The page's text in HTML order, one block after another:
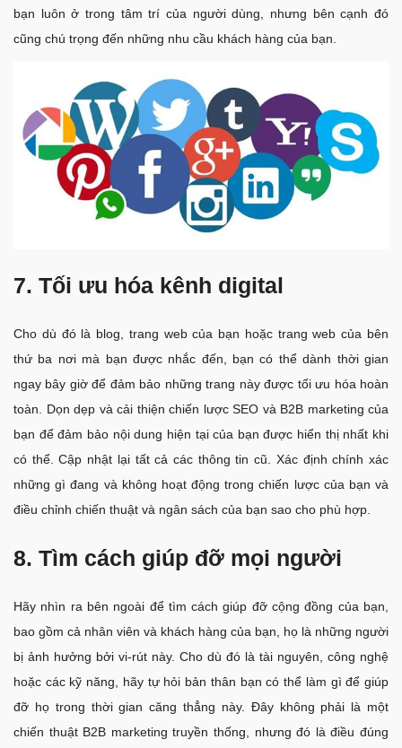
bạn luôn ở trong tâm trí của người dùng, nhưng bên cạnh đó
cũng chú trọng đến những nhu cầu khách hàng của bạn.
7. Tối ưu hóa kênh digital
Cho dù đó là blog, trang web của bạn hoặc trang web của bên
thứ ba nơi mà bạn được nhắc đến, bạn có thể dành thời gian
ngay bây giờ để đảm bảo những trang này được tối ưu hóa hoàn
toàn. Dọn dẹp và cải thiện chiến lược SEO và B2B marketing của
bạn để đảm bảo nội dung hiện tại của bạn được hiển thị nhất khi
có thể. Cập nhật lại tất cả các thông tin cũ. Xác định chính xác
những gì đang và không hoạt động trong chiến lược của bạn và
điều chỉnh chiến thuật và ngân sách của bạn sao cho phù hợp.
8. Tìm cách giúp đỡ mọi người
Hãy nhìn ra bên ngoài để tìm cách giúp đỡ cộng đồng của bạn,
bao gồm cả nhân viên và khách hàng của bạn, họ là những người
bị ảnh hưởng bởi vi-rút này. Cho dù đó là tài nguyên, công nghệ
hoặc các kỹ năng, hãy tự hỏi bản thân bạn có thể làm gì để giúp
đỡ họ trong thời gian căng thẳng này. Đây không phải là một
chiến thuật B2B marketing truyền thống, nhưng đó là điều đúng